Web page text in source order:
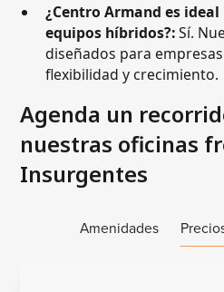
¿Centro Armand es
equipos híbridos?:Sí.
diseñados para
flexibilidad y crecimiento.
Agenda un
nuestras oficinas
Insurgentes
Amenidades